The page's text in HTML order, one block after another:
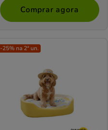
Comprar agora
-25% na 2ª un.